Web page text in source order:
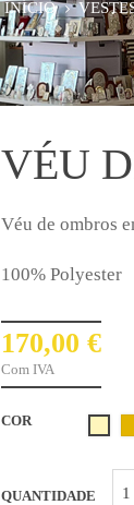
INÍCIO
VÉU
Véu de ombros
100% Polyester
170,00 €
Com IVA
COR
QUANTIDADE